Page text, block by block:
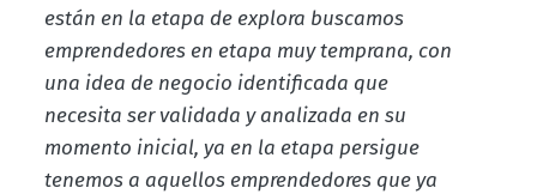
están en la etapa de explora buscamos
emprendedores en etapa muy temprana, con
una idea de negocio identificada que
necesita ser validada y analizada en su
momento inicial, ya en la etapa persigue
tenemos a aquellos emprendedores que ya